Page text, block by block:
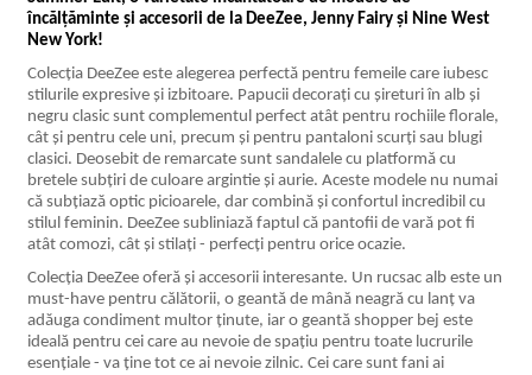
încălțăminte și accesorii de la DeeZee, Jenny Fairy și Nine West
New York!
Colecția DeeZee este alegerea perfectă pentru femeile care iubesc
stilurile expresive și izbitoare. Papucii decorați cu șireturi în alb și
negru clasic sunt complementul perfect atât pentru rochiile florale,
cât și pentru cele uni, precum și pentru pantaloni scurți sau blugi
clasici. Deosebit de remarcate sunt sandalele cu platformă cu
bretele subțiri de culoare argintie și aurie. Aceste modele nu numai
că subțiază optic picioarele, dar combină și confortul incredibil cu
stilul feminin. DeeZee subliniază faptul că pantofii de vară pot fi
atât comozi, cât și stilați - perfecți pentru orice ocazie.
Colecția DeeZee oferă și accesorii interesante. Un rucsac alb este un
must-have pentru călătorii, o geantă de mână neagră cu lanț va
adăuga condiment multor ținute, iar o geantă shopper bej este
ideală pentru cei care au nevoie de spațiu pentru toate lucrurile
esențiale - va ține tot ce ai nevoie zilnic. Cei care sunt fani ai